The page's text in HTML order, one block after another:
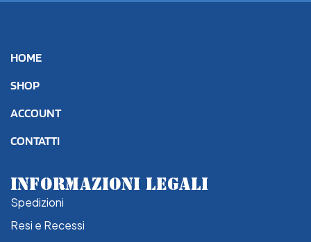
HOME
SHOP
ACCOUNT
CONTATTI
INFORMAZIONI LEGALI
Spedizioni
Resi e Recessi